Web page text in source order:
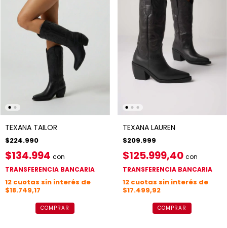
TEXANA TAILOR
$224.990
$134.994 con
TRANSFERENCIA BANCARIA
12 cuotas sin interés de
$18.749,17
COMPRAR
TEXANA LAUREN
$209.999
$125.999,40 con
TRANSFERENCIA BANCARIA
12 cuotas sin interés de
$17.499,92
COMPRAR